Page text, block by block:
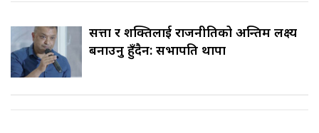
सत्ता र शक्तिलाई राजनीतिको अन्तिम लक्ष्य
बनाउनु हुँदैन: सभापति थापा